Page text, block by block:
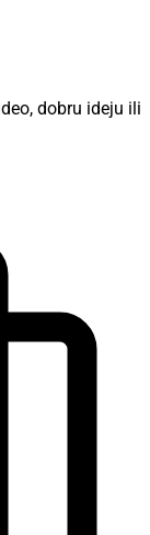
dobru ideju ili